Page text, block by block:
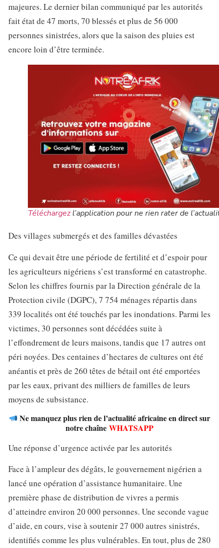
majeures. Le dernier bilan communiqué par les autorités
fait état de 47 morts, 70 blessés et plus de 56 000
personnes sinistrées, alors que la saison des pluies est
encore loin d’être terminée.
Téléchargezl’application pour ne rien rater de
Des villages submergés et des familles dévastées
Ce qui devait être une période de fertilité et d’espoir pour
les agriculteurs nigériens s’est transformé en catastrophe.
Selon les chiffres fournis par la Direction générale de la
Protection civile (DGPC), 7 754 ménages répartis dans
339 localités ont été touchés par les inondations. Parmi les
victimes, 30 personnes sont décédées suite à
l’effondrement de leurs maisons, tandis que 17 autres ont
péri noyées. Des centaines d’hectares de cultures ont été
anéantis et près de 260 têtes de bétail ont été emportées
par les eaux, privant des milliers de familles de leurs
moyens de subsistance.
Ne manquez plus rien de l’actualité africaine en direct sur
notre chaîne WHATSAPP
Une réponse d’urgence activée par les autorités
Face à l’ampleur des dégâts, le gouvernement nigérien a
lancé une opération d’assistance humanitaire. Une
première phase de distribution de vivres a permis
d’atteindre environ 20 000 personnes. Une seconde vague
d’aide, en cours, vise à soutenir 27 000 autres sinistrés,
identifiés comme les plus vulnérables. En tout, plus de 280